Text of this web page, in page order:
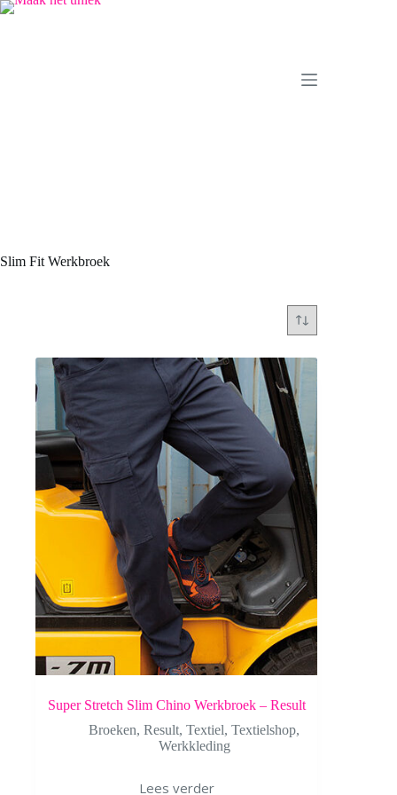
Ga
Slim Fit Werkbroek
Super Stretch Slim Chino Werkbroek – Result
Broeken,Result,Textiel,Textielshop,
Werkkleding
Lees verder